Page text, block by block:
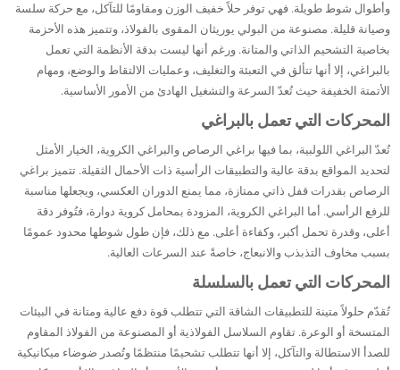
وأطوال شوط طويلة. فهي توفر حلاً خفيف الوزن ومقاومًا للتآكل، مع حركة سلسة
وصيانة قليلة. مصنوعة من البولي يوريثان المقوى بالفولاذ، وتتميز هذه الأحزمة
بخاصية التشحيم الذاتي والمتانة. ورغم أنها ليست بدقة الأنظمة التي تعمل
بالبراغي، إلا أنها تتألق في التعبئة والتغليف، وعمليات الالتقاط والوضع، ومهام
الأتمتة الخفيفة حيث تُعدّ السرعة والتشغيل الهادئ من الأمور الأساسية.
المحركات التي تعمل بالبراغي
تُعدّ البراغي اللولبية، بما فيها براغي الرصاص والبراغي الكروية، الخيار الأمثل
لتحديد المواقع بدقة عالية والتطبيقات الرأسية ذات الأحمال الثقيلة. تتميز براغي
الرصاص بقدرات قفل ذاتي ممتازة، مما يمنع الدوران العكسي، ويجعلها مناسبة
للرفع الرأسي. أما البراغي الكروية، المزودة بمحامل كروية دوارة، فتُوفر دقة
أعلى، وقدرة تحمل أكبر، وكفاءة أعلى. مع ذلك، فإن طول شوطها محدود عمومًا
بسبب مخاوف التذبذب والانبعاج، خاصةً عند السرعات العالية.
المحركات التي تعمل بالسلسلة
تُقدّم حلولاً متينة للتطبيقات الشاقة التي تتطلب قوة دفع عالية ومتانة في البيئات
المتسخة أو الوعرة. تقاوم السلاسل الفولاذية أو المصنوعة من الفولاذ المقاوم
للصدأ الاستطالة والتآكل، إلا أنها تتطلب تشحيمًا منتظمًا وتُصدر ضوضاء ميكانيكية